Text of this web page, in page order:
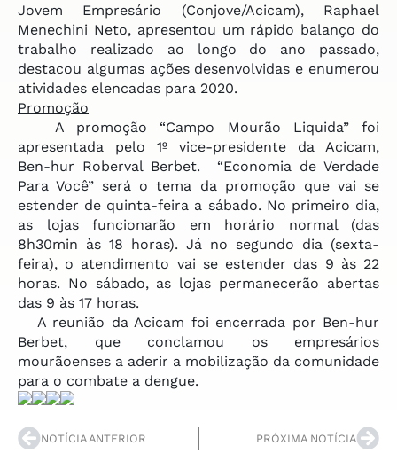
Jovem Empresário (Conjove/Acicam), Raphael
Menechini Neto, apresentou um rápido balanço do
trabalho realizado ao longo do ano passado,
destacou algumas ações desenvolvidas e enumerou
atividades elencadas para 2020.
Promoção
A promoção “Campo Mourão Liquida” foi
apresentada pelo 1º vice-presidente da Acicam,
Ben-hur Roberval Berbet. “Economia de Verdade
Para Você” será o tema da promoção que vai se
estender de quinta-feira a sábado. No primeiro dia,
as lojas funcionarão em horário normal (das
8h30min às 18 horas). Já no segundo dia (sexta-
feira), o atendimento vai se estender das 9 às 22
horas. No sábado, as lojas permanecerão abertas
das 9 às 17 horas.
A reunião da Acicam foi encerrada por Ben-hur
Berbet, que conclamou os empresários
mourãoenses a aderir a mobilização da comunidade
para o combate a dengue.
NOTÍCIA ANTERIOR PRÓXIMA NOTÍCIA